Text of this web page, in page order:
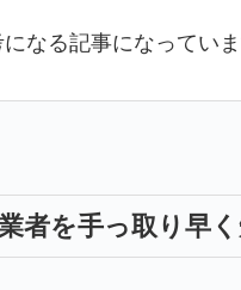
なる記事になっていま
者を手っ取り早